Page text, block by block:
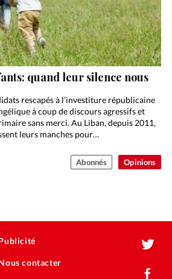
Opinions
quand leur silence nous
rescapés à l’investiture républicaine
à coup de discours agressifs et
sans merci. Au Liban, depuis 2011,
leurs manches pour…
Abonnés
contacter